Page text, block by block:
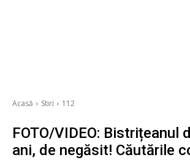
Acasă Stiri 112
FOTO/VIDEO: Bistrițeanul
ani, de negăsit! Căutările